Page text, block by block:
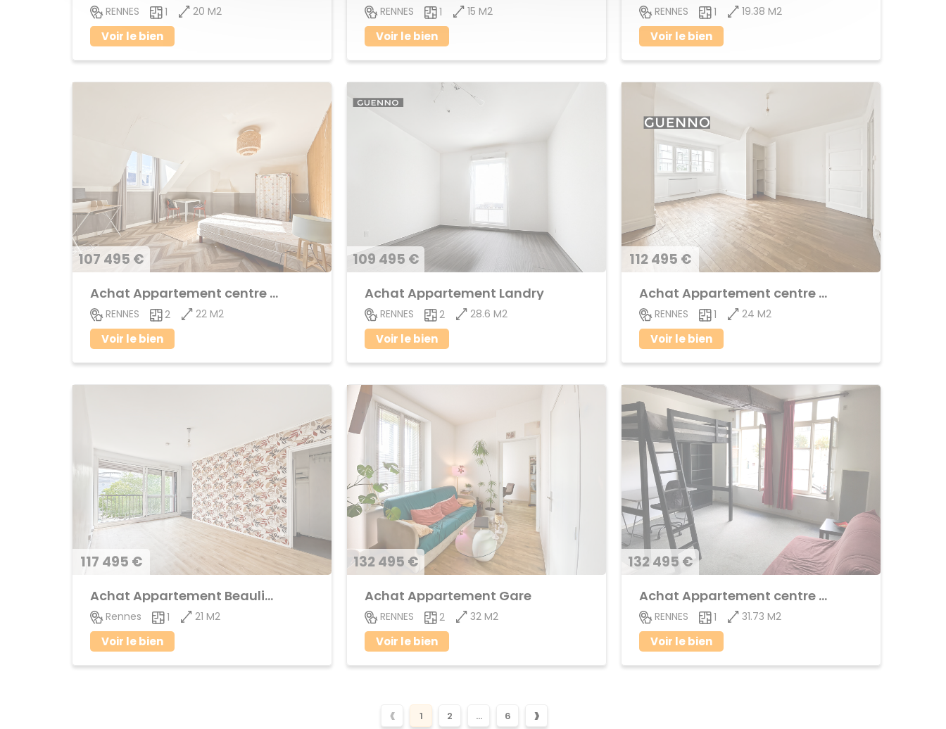
RENNES 1 20 M2
Voir le bien
RENNES 1 15 M2
Voir le bien
RENNES 1 19.38 M2
Voir le bien
107 495 €
Achat Appartement centre ville
RENNES 2 22 M2
Voir le bien
109 495 €
Achat Appartement Landry
RENNES 2 28.6 M2
Voir le bien
112 495 €
Achat Appartement centre ville
RENNES 1 24 M2
Voir le bien
117 495 €
Achat Appartement Beaulieu
Rennes 1 21 M2
Voir le bien
132 495 €
Achat Appartement Gare
RENNES 2 32 M2
Voir le bien
132 495 €
Achat Appartement centre ville
RENNES 1 31.73 M2
Voir le bien
‹ 1 2 ... 6 ›